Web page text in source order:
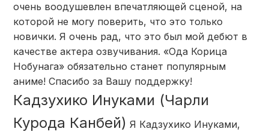
очень воодушевлен впечатляющей сценой, на
которой не могу поверить, что это только
новички. Я очень рад, что это был мой дебют в
качестве актера озвучивания. «Ода Корица
Нобунага» обязательно станет популярным
аниме! Спасибо за Вашу поддержку!
Кадзухико Инуками (Чарли
Курода Канбей) Я Кадзухико Инуками,